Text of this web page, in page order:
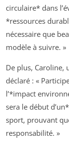
circulaire* dans
*ressources
nécessaire que
modèle à suivre. »
De plus, Caroline,
déclaré : «
l’*impact
sera le début
sport, prouvant
responsabilité. »